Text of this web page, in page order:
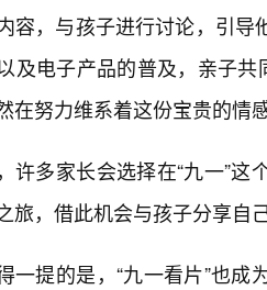
容，与孩子进行讨论，引
及电子产品的普及，亲子
在努力维系着这份宝贵的情
许多家长会选择在“九一”
旅，借此机会与孩子分享自
一提的是，“九一看片”也